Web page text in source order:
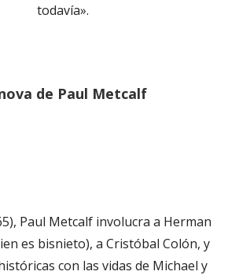
todavía».
de Paul Metcalf
Paul Metcalf involucra a Herman
es bisnieto), a Cristóbal Colón, y
con las vidas de Michael y